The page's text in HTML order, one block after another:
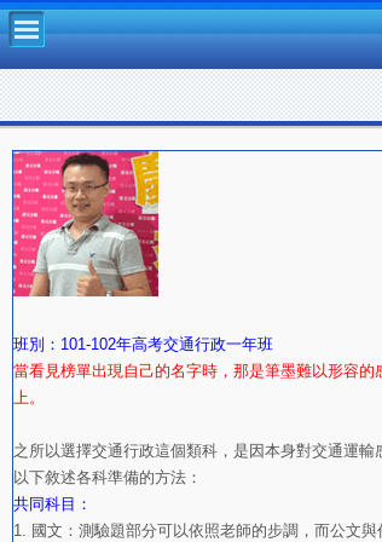
班別： 101-102年高考交通行政一年班
當看見榜單出現自己的名字時，那是筆墨難以形容
上。
之所以選擇交通行政這個類科，是因本身對交通運
以下敘述各科準備的方法：
共同科目：
1. 國文：測驗題部分可以依照老師的步調，而公文